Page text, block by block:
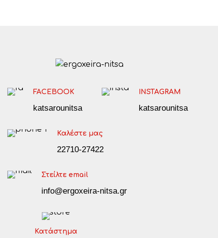
FACEBOOK
katsarounitsa
INSTAGRAM
katsarounitsa
Καλέστε μας
22710-27422
Στείλτε email
info@ergoxeira-nitsa.gr
Κατάστημα